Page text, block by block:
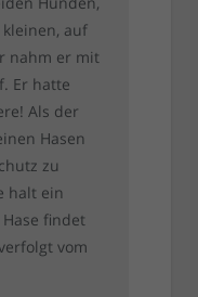
auf
nahm er mit
Er hatte
Als der
Hasen
zu
halt ein
findet
vom